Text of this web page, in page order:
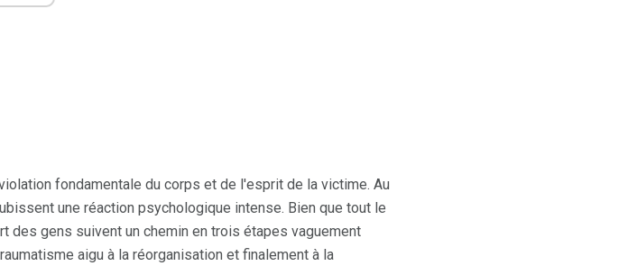
fondamentale du corps et de l'esprit de la victime. Au
une réaction psychologique intense. Bien que tout le
des gens suivent un chemin en trois étapes vaguement
aigu à la réorganisation et finalement à la